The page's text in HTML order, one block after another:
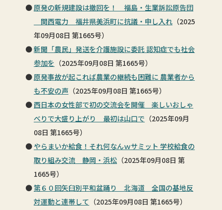
原発の新規建設は撤回を！ 福島・生業訴訟原告団
関西電力 福井県美浜町に抗議・申し入れ （2025
年09月08日 第1665号）
新聞「農民」発送を介護施設に委託 認知症でも社会
参加を （2025年09月08日 第1665号）
原発事故が起これば農業の継続も困難に 農業者から
も不安の声 （2025年09月08日 第1665号）
西日本の女性部で初の交流会を開催 楽しいおしゃ
べりで大盛り上がり 最初は山口で （2025年09月
08日 第1665号）
やらまいか給食！それ何なんｗサミット 学校給食の
取り組み交流 静岡・浜松 （2025年09月08日 第
1665号）
第６０回矢臼別平和盆踊り 北海道 全国の基地反
対運動と連帯して （2025年09月08日 第1665号）